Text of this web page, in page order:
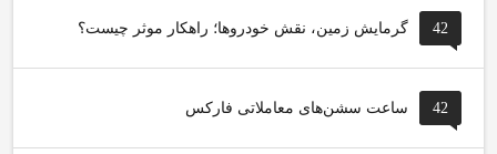
42 گرمایش زمین، نقش خودروها؛ راهکار موثر چیست؟
42 ساعت سشن‌های معاملاتی فارکس